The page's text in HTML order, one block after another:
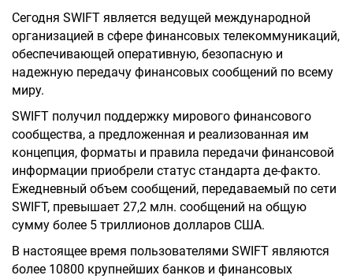
Сегодня SWIFT является ведущей международной
организацией в сфере финансовых телекоммуникаций,
обеспечивающей оперативную, безопасную и
надежную передачу финансовых сообщений по всему
миру.
SWIFT получил поддержку мирового финансового
сообщества, а предложенная и реализованная им
концепция, форматы и правила передачи финансовой
информации приобрели статус стандарта де-факто.
Ежедневный объем сообщений, передаваемый по сети
SWIFT, превышает 27,2 млн. сообщений на общую
сумму более 5 триллионов долларов США.
В настоящее время пользователями SWIFT являются
более 10800 крупнейших банков и финансовых